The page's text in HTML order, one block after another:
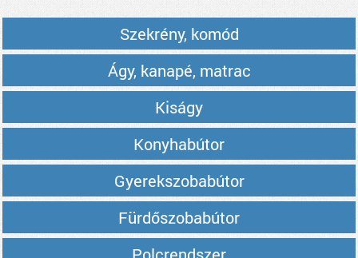
Szekrény, komód
Ágy, kanapé, matrac
Kiságy
Konyhabútor
Gyerekszobabútor
Fürdőszobabútor